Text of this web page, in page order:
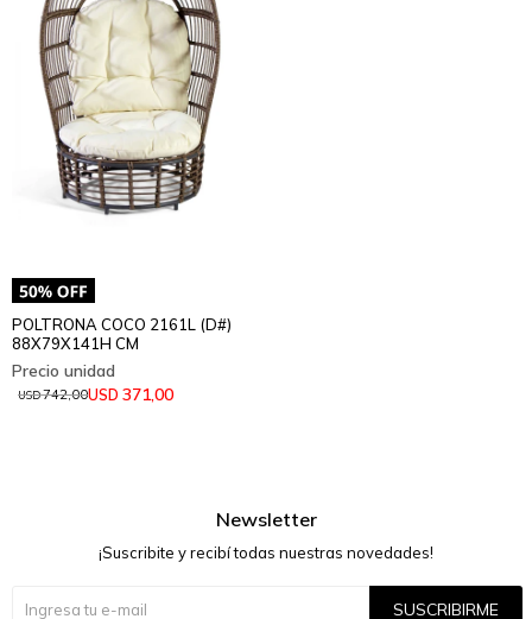
POLTRONA COCO 2161L (D#)
88X79X141H CM
USD 371,00
USD742,00
Newsletter
¡Suscribite y recibí todas nuestras novedades!
SUSCRIBIRME